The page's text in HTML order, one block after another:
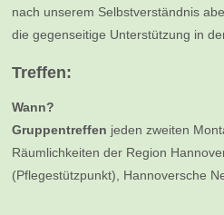
nach unserem Selbstverständnis
die gegenseitige Unterstützung in
Treffen:
Wann?
Gruppentreffen jeden zweiten
Räumlichkeiten der Region
(Pflegestützpunkt), Hannoversche